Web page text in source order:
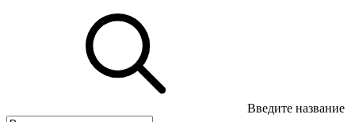
Введите название